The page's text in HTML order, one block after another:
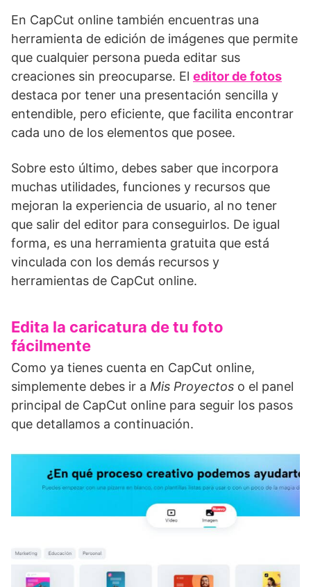
En CapCut online también encuentras una
herramienta de edición de imágenes que permite
que cualquier persona pueda editar sus
creaciones sin preocuparse. El editor de fotos
destaca por tener una presentación sencilla y
entendible, pero eficiente, que facilita encontrar
cada uno de los elementos que posee.
Sobre esto último, debes saber que incorpora
muchas utilidades, funciones y recursos que
mejoran la experiencia de usuario, al no tener
que salir del editor para conseguirlos. De igual
forma, es una herramienta gratuita que está
vinculada con los demás recursos y
herramientas de CapCut online.
Edita la caricatura de tu foto
fácilmente
Como ya tienes cuenta en CapCut online,
simplemente debes ir a Mis Proyectos o el panel
principal de CapCut online para seguir los pasos
que detallamos a continuación.